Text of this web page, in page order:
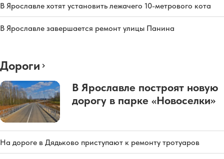
В Ярославле хотят установить лежачего 10-метрового кота
В Ярославле завершается ремонт улицы Панина
Дороги
В Ярославле построят новую
дорогу в парке «Новоселки»
На дороге в Дядьково приступают к ремонту тротуаров